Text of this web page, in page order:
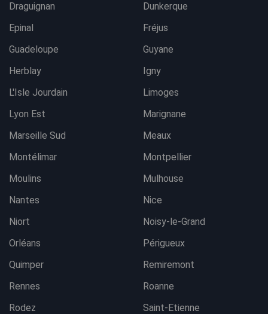
Draguignan
Dunkerque
Epinal
Fréjus
Guadeloupe
Guyane
Herblay
Igny
L'Isle Jourdain
Limoges
Lyon Est
Marignane
Marseille Sud
Meaux
Montélimar
Montpellier
Moulins
Mulhouse
Nantes
Nice
Niort
Noisy-le-Grand
Orléans
Périgueux
Quimper
Remiremont
Rennes
Roanne
Rodez
Saint-Etienne